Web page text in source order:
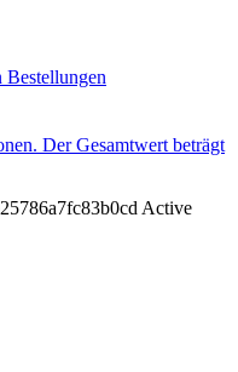
Bestellungen
Der Gesamtwert beträgt
Active